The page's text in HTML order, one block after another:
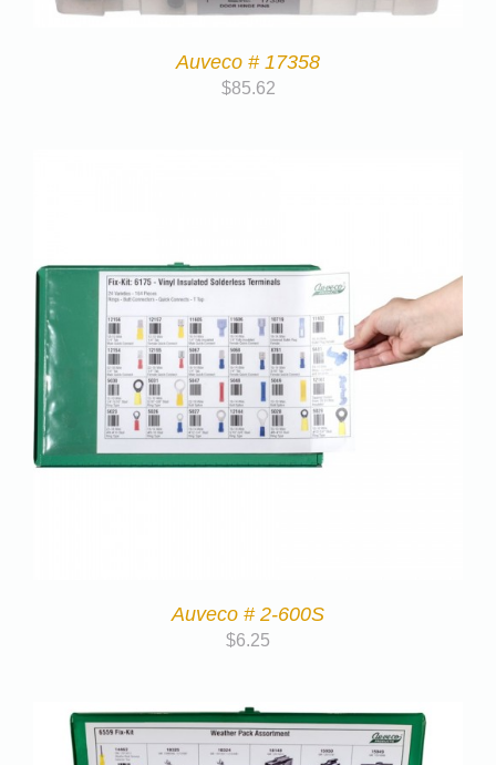
Auveco # 17358
$85.62
Auveco # 2-600S
$6.25